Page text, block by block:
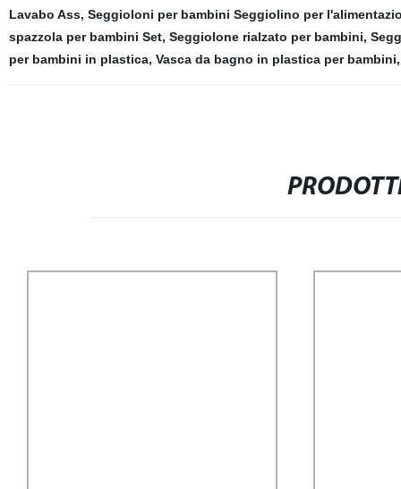
Lavabo Ass, Seggioloni per bambini Seggiolino per
spazzola per bambini Set, Seggiolone rialzato per bambini,
per bambini in plastica, Vasca da bagno in plastica per bambini,